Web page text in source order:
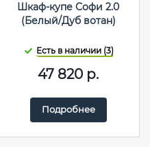
Шкаф-купе Софи 2.0
(Белый/Дуб вотан)
Есть в наличии (3)
47 820 р.
Подробнее